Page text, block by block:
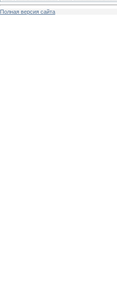
Полная версия сайта